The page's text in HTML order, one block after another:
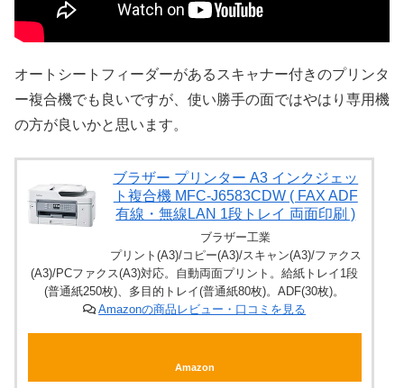
オートシートフィーダーがあるスキャナー付きのプリンタ
ー複合機でも良いですが、使い勝手の面ではやはり専用機
の方が良いかと思います。
ブラザー プリンター A3 インクジェッ
ト複合機 MFC-J6583CDW ( FAX ADF
有線・無線LAN 1段トレイ 両面印刷 )
ブラザー工業
プリント(A3)/コピー(A3)/スキャン(A3)/ファクス
(A3)/PCファクス(A3)対応。自動両面プリント。給紙トレイ1段
(普通紙250枚)、多目的トレイ(普通紙80枚)。ADF(30枚)。
Amazonの商品レビュー・口コミを見る
Amazon